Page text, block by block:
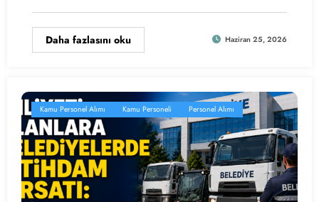
Daha fazlasını oku Haziran 25, 2026
Kamu Personel Alımı Kamu Personeli Personel Alımı